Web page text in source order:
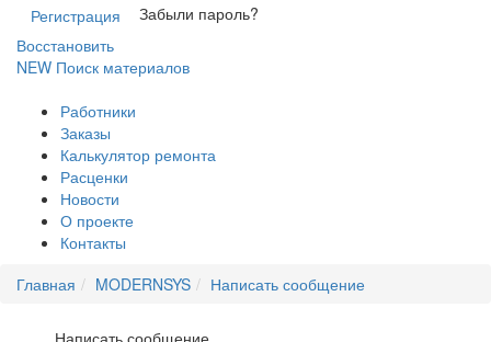
Регистрация
Забыли пароль?
Восстановить
NEW Поиск материалов
Работники
Заказы
Калькулятор ремонта
Расценки
Новости
О проекте
Контакты
Главная
MODERNSYS Написать сообщение
Написать сообщение